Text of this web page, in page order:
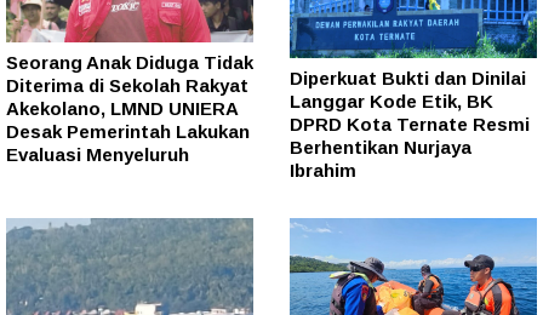
Seorang Anak Diduga Tidak
Diterima di Sekolah Rakyat
Akekolano, LMND UNIERA
Desak Pemerintah Lakukan
Evaluasi Menyeluruh
Diperkuat Bukti dan Dinilai
Langgar Kode Etik, BK
DPRD Kota Ternate Resmi
Berhentikan Nurjaya
Ibrahim